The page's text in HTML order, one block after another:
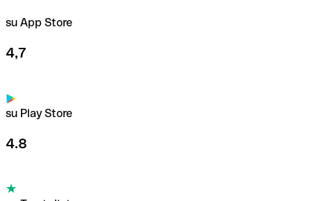
su App Store
4,7
su Play Store
4.8